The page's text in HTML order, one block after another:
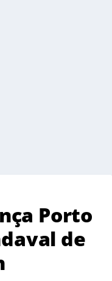
Porto
de